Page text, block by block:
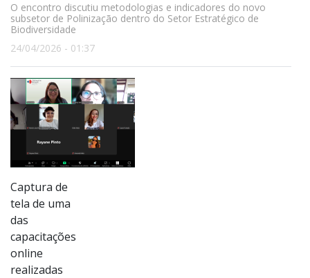
O encontro discutiu metodologias e indicadores do novo
subsetor de Polinização dentro do Setor Estratégico de
Biodiversidade
24/04/2026 - 01:37
Captura de
tela de uma
das
capacitações
online
realizadas